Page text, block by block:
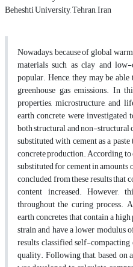
Beheshti University, Tehran, Iran
Nowadays, because of global
materials such as clay and
popular. Hence, they may be
greenhouse gas emissions. In
properties, microstructure, and
earth concrete were
both structural and non-structural
substituted with cement as a
concrete production. According to
substituted for cement in amounts of
concluded from these results that
content increased. However,
throughout the curing process.
earth concretes that contain a
strain and have a lower modulus
results classified self-
quality. Following that, based on